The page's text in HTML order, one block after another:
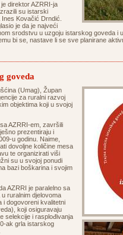
direktor AZRRI-ja
su istarski
Kovačić Drndić.
je da je najveći
srodstvu u uzgoju istarskog goveda i
bi se, nastave li se sve planirane
goveda
(Umag), Župan
za ruralni razvoj
objektima koji u svojoj
AZRRI-em, završili
prezentiraju i
u godinu. Naime,
dovoljne količine mesa
te organizirati viši
su u svojoj ponudi
bazi boškarina i svojim
AZRRI je paralelno sa
ruralnim djelovoma
i dogovoreni kvalitetni
koji osiguravaju
selekcije i rasplođivanja
ak grla istarskog